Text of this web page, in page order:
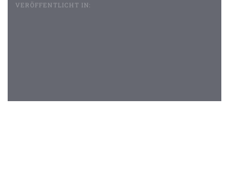
VERÖFFENTLICHT IN: